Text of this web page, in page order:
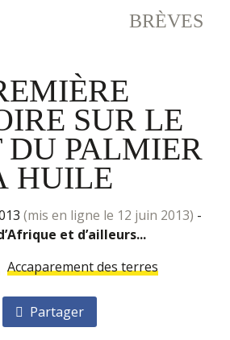
BRÈVES
SUR LE
DU PALMIER
HUILE
(mis en ligne le 12 juin 2013) -
et d’ailleurs...
Accaparement des terres
Partager